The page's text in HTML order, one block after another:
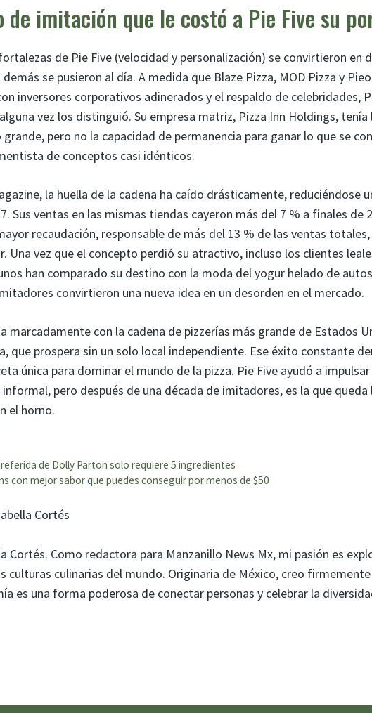
de imitación que le costó a Pie Five su
de Pie Five (velocidad y personalización) se convirtieron en
se pusieron al día. A medida que Blaze Pizza, MOD Pizza y
inversores corporativos adinerados y el respaldo de celebridades,
vez los distinguió. Su empresa matriz, Pizza Inn Holdings, tenía
pero no la capacidad de permanencia para ganar lo que se
de conceptos casi idénticos.
la huella de la cadena ha caído drásticamente, reduciéndose
Sus ventas en las mismas tiendas cayeron más del 7 % a finales de
recaudación, responsable de más del 13 % de las ventas
Una vez que el concepto perdió su atractivo, incluso los clientes
han comparado su destino con la moda del yogur helado de
convirtieron una nueva idea en un desorden en el mercado.
marcadamente con la cadena de pizzerías más grande de Estados
que prospera sin un solo local independiente. Ese éxito constante
única para dominar el mundo de la pizza. Pie Five ayudó a
informal, pero después de una década de imitadores, es la que
el horno.
de Dolly Parton solo requiere 5 ingredientes
con mejor sabor que puedes conseguir por menos de $50
Cortés
Cortés. Como redactora para Manzanillo News Mx, mi pasión es
culturas culinarias del mundo. Originaria de México, creo
es una forma poderosa de conectar personas y celebrar la